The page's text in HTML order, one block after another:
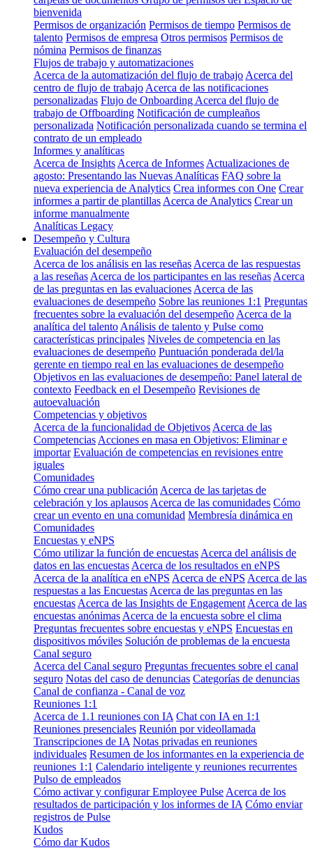
bienvenida
Permisos de organización Permisos de tiempo Permisos de
talento Permisos de empresa Otros permisos Permisos de
nómina Permisos de finanzas
Flujos de trabajo y automatizaciones
Acerca de la automatización del flujo de trabajo Acerca del
centro de flujo de trabajo Acerca de las notificaciones
personalizadas Flujo de Onboarding Acerca del flujo de
trabajo de Offboarding Notificación de cumpleaños
personalizada Notificación personalizada cuando se termina el
contrato de un empleado
Informes y analíticas
Acerca de Insights Acerca de Informes Actualizaciones de
agosto: Presentando las Nuevas Analíticas FAQ sobre la
nueva experiencia de Analytics Crea informes con One Crear
informes a partir de plantillas Acerca de Analytics Crear un
informe manualmente
Analíticas Legacy
Desempeño y Cultura
Evaluación del desempeño
Acerca de los análisis en las reseñas Acerca de las respuestas
a las reseñas Acerca de los participantes en las reseñas Acerca
de las preguntas en las evaluaciones Acerca de las
evaluaciones de desempeño Sobre las reuniones 1:1 Preguntas
frecuentes sobre la evaluación del desempeño Acerca de la
analítica del talento Análisis de talento y Pulse como
características principales Niveles de competencia en las
evaluaciones de desempeño Puntuación ponderada del/la
gerente en tiempo real en las evaluaciones de desempeño
Objetivos en las evaluaciones de desempeño: Panel lateral de
contexto Feedback en el Desempeño Revisiones de
autoevaluación
Competencias y objetivos
Acerca de la funcionalidad de Objetivos Acerca de las
Competencias Acciones en masa en Objetivos: Eliminar e
importar Evaluación de competencias en revisiones entre
iguales
Comunidades
Cómo crear una publicación Acerca de las tarjetas de
celebración y los aplausos Acerca de las comunidades Cómo
crear un evento en una comunidad Membresía dinámica en
Comunidades
Encuestas y eNPS
Cómo utilizar la función de encuestas Acerca del análisis de
datos en las encuestas Acerca de los resultados en eNPS
Acerca de la analítica en eNPS Acerca de eNPS Acerca de las
respuestas a las Encuestas Acerca de las preguntas en las
encuestas Acerca de las Insights de Engagement Acerca de las
encuestas anónimas Acerca de la encuesta sobre el clima
Preguntas frecuentes sobre encuestas y eNPS Encuestas en
dispositivos móviles Solución de problemas de la encuesta
Canal seguro
Acerca del Canal seguro Preguntas frecuentes sobre el canal
seguro Notas del caso de denuncias Categorías de denuncias
Canal de confianza - Canal de voz
Reuniones 1:1
Acerca de 1.1 reuniones con IA Chat con IA en 1:1
Reuniones presenciales Reunión por videollamada
Transcripciones de IA Notas privadas en reuniones
individuales Resumen de los informantes en la experiencia de
reuniones 1:1 Calendario inteligente y reuniones recurrentes
Pulso de empleados
Cómo activar y configurar Employee Pulse Acerca de los
resultados de participación y los informes de IA Cómo enviar
registros de Pulse
Kudos
Cómo dar Kudos